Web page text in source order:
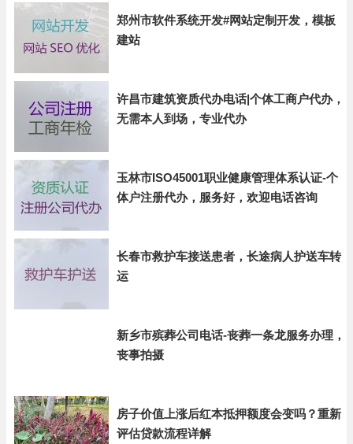
郑州市软件系统开发#网站定制开发，模板
建站
许昌市建筑资质代办电话|个体工商户代办，
无需本人到场，专业代办
玉林市ISO45001职业健康管理体系认证-个
体户注册代办，服务好，欢迎电话咨询
长春市救护车接送患者，长途病人护送车转
运
新乡市殡葬公司电话-丧葬一条龙服务办理，
丧事拍摄
房子价值上涨后红本抵押额度会变吗？重新
评估贷款流程详解